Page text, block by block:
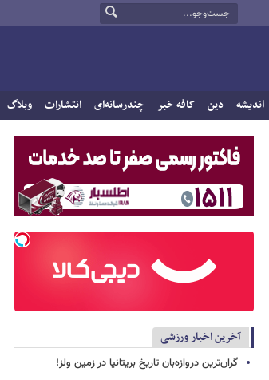
اندیشه دین کافه خبر چندرسانه‌ای انتشارات وبلاگ
آخرین اخبار ورزشی
گران‌ترین دروازه‌بان تاریخ بریتانیا در زمین ولز!